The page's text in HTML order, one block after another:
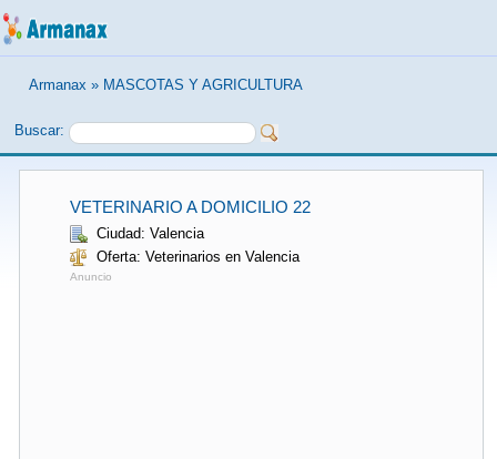
Armanax » MASCOTAS Y AGRICULTURA
Buscar:
VETERINARIO A DOMICILIO 22
Ciudad: Valencia
Oferta: Veterinarios en Valencia
Anuncio